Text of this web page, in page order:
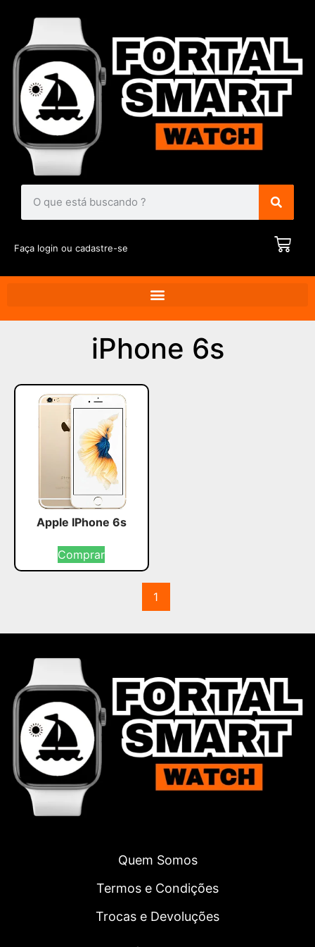
Faça login ou cadastre-se
iPhone 6s
Apple IPhone 6s
Comprar
1
Quem Somos
Termos e Condições
Trocas e Devoluções